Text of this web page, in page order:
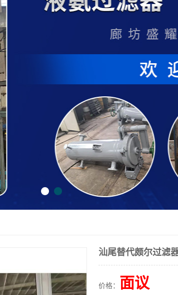
汕尾替代颇尔过滤
价格： 面议